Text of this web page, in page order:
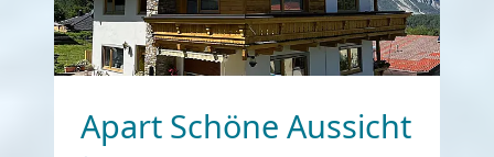
Apart Schöne Aussicht